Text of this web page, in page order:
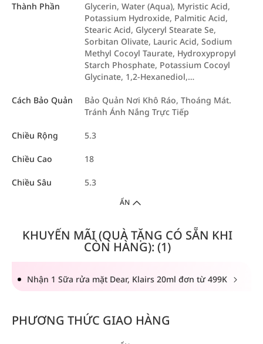
Thành Phần
Glycerin, Water (Aqua), Myristic Acid,
Potassium Hydroxide, Palmitic Acid,
Stearic Acid, Glyceryl Stearate Se,
Sorbitan Olivate, Lauric Acid, Sodium
Methyl Cocoyl Taurate, Hydroxypropyl
Starch Phosphate, Potassium Cocoyl
Glycinate, 1,2-Hexanediol,…
Cách Bảo Quản
Bảo Quản Nơi Khô Ráo, Thoáng Mát.
Tránh Ánh Nắng Trực Tiếp
Chiều Rộng 5.3
Chiều Cao 18
Chiều Sâu 5.3
ẨN
KHUYẾN MÃI (QUÀ TẶNG CÓ SẴN KHI
CÒN HÀNG): (1)
Nhận 1 Sữa rửa mặt Dear, Klairs 20ml đơn từ 499K
PHƯƠNG THỨC GIAO HÀNG